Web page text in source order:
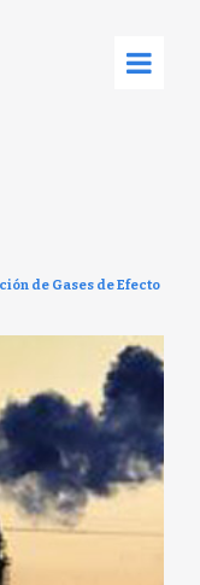
de Gases de Efecto